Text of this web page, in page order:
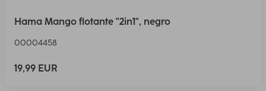
Hama Mango flotante "2in1", negro
00004458
19,99 EUR